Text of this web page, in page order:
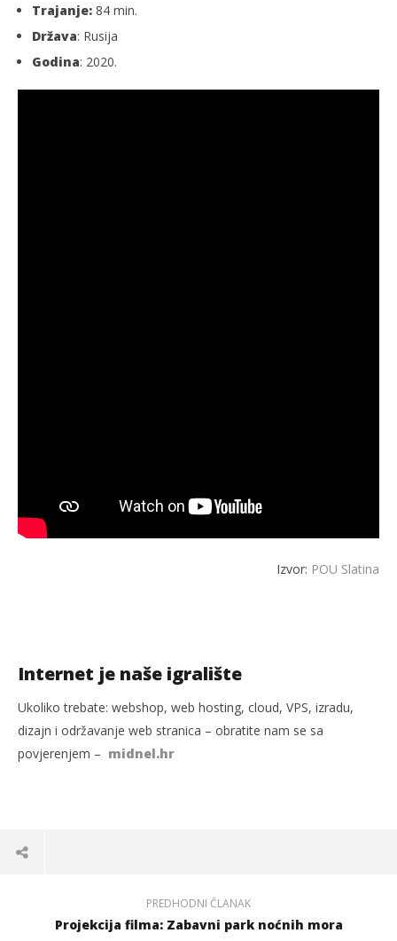
Trajanje: 84 min.
Država: Rusija
Godina: 2020.
Izvor: POU Slatina
Internet je naše igralište
Ukoliko trebate: webshop, web hosting, cloud, VPS, izradu,
dizajn i održavanje web stranica – obratite nam se sa
povjerenjem – midnel.hr
PREDHODNI ČLANAK
Projekcija filma: Zabavni park noćnih mora